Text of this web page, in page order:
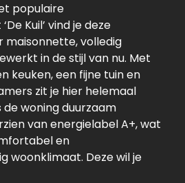
populaire
Kuil’ vind je deze
volledig
in de stijl van nu. Met
keuken, een fijne tuin en
zit je hier helemaal
woning duurzaam
van energielabel A+, wat
en
woonklimaat. Deze wil je